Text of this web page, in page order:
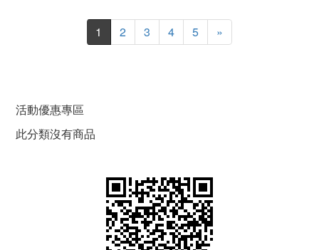
1 2 3 4 5 »
活動優惠專區
此分類沒有商品